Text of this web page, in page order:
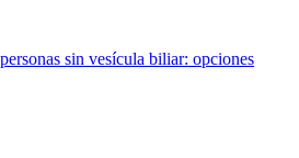
sin vesícula biliar: opciones